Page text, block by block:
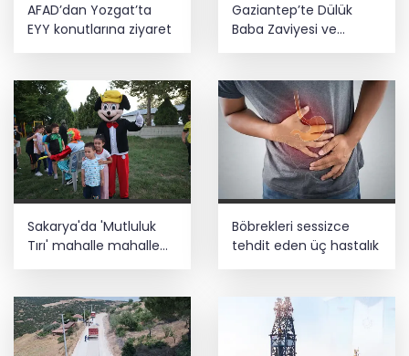
AFAD’dan Yozgat’ta
EYY konutlarına ziyaret
Gaziantep’te Dülük
Baba Zaviyesi ve
Türbesi asıl yerinde
Sakarya'da 'Mutluluk
Tırı' mahalle mahalle
Böbrekleri sessizce
tehdit eden üç hastalık